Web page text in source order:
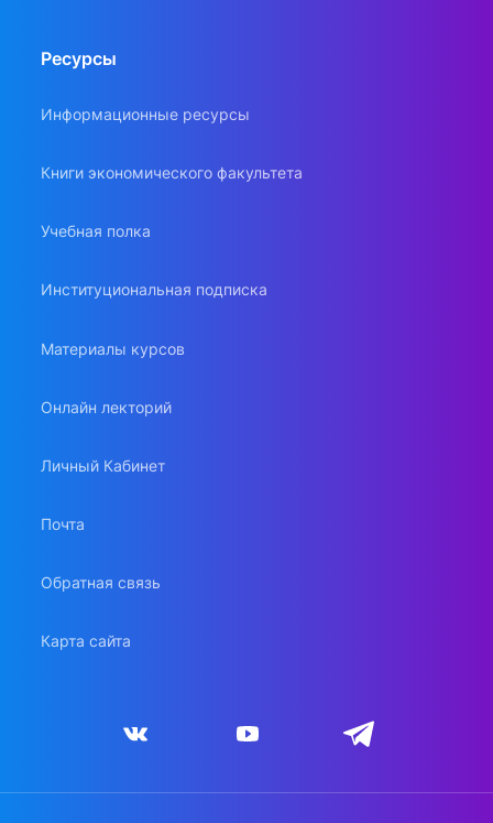
Ресурсы
Информационные ресурсы
Книги экономического факультета
Учебная полка
Институциональная подписка
Материалы курсов
Онлайн лекторий
Личный Кабинет
Почта
Обратная связь
Карта сайта